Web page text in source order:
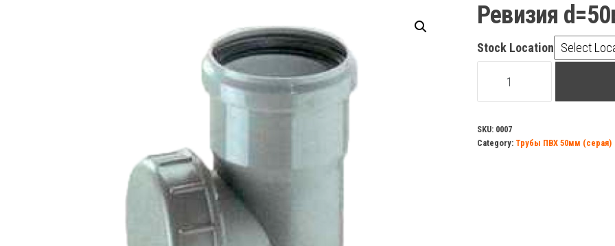
Ревизия
Stock Location
d=50мм
SKU: 0007
Category: Трубы ПВХ 50мм (серая)